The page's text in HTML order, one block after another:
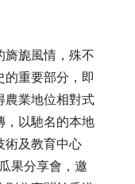
旖旎風情，殊不
的重要部分，即
農業地位相對式
，以馳名的本地
術及教育中心
果分享會，邀